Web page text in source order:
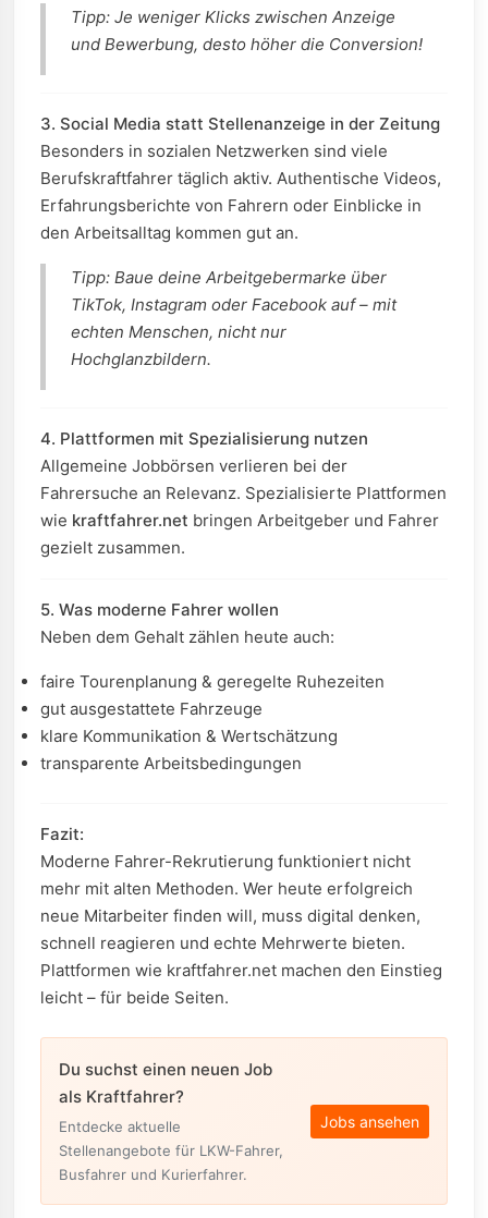
Tipp: Je weniger Klicks zwischen Anzeige
und Bewerbung, desto höher die Conversion!
3. Social Media statt Stellenanzeige in der Zeitung
Besonders in sozialen Netzwerken sind viele
Berufskraftfahrer täglich aktiv. Authentische Videos,
Erfahrungsberichte von Fahrern oder Einblicke in
den Arbeitsalltag kommen gut an.
Tipp: Baue deine Arbeitgebermarke über
TikTok, Instagram oder Facebook auf – mit
echten Menschen, nicht nur
Hochglanzbildern.
4. Plattformen mit Spezialisierung nutzen
Allgemeine Jobbörsen verlieren bei der
Fahrersuche an Relevanz. Spezialisierte Plattformen
wie kraftfahrer.net bringen Arbeitgeber und Fahrer
gezielt zusammen.
5. Was moderne Fahrer wollen
Neben dem Gehalt zählen heute auch:
faire Tourenplanung & geregelte Ruhezeiten
gut ausgestattete Fahrzeuge
klare Kommunikation & Wertschätzung
transparente Arbeitsbedingungen
Fazit:
Moderne Fahrer-Rekrutierung funktioniert nicht
mehr mit alten Methoden. Wer heute erfolgreich
neue Mitarbeiter finden will, muss digital denken,
schnell reagieren und echte Mehrwerte bieten.
Plattformen wie kraftfahrer.net machen den Einstieg
leicht – für beide Seiten.
Du suchst einen neuen Job
als Kraftfahrer?
Entdecke aktuelle
Stellenangebote für LKW-Fahrer,
Busfahrer und Kurierfahrer.
Jobs ansehen